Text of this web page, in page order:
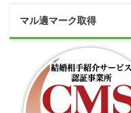
マル適マーク取得